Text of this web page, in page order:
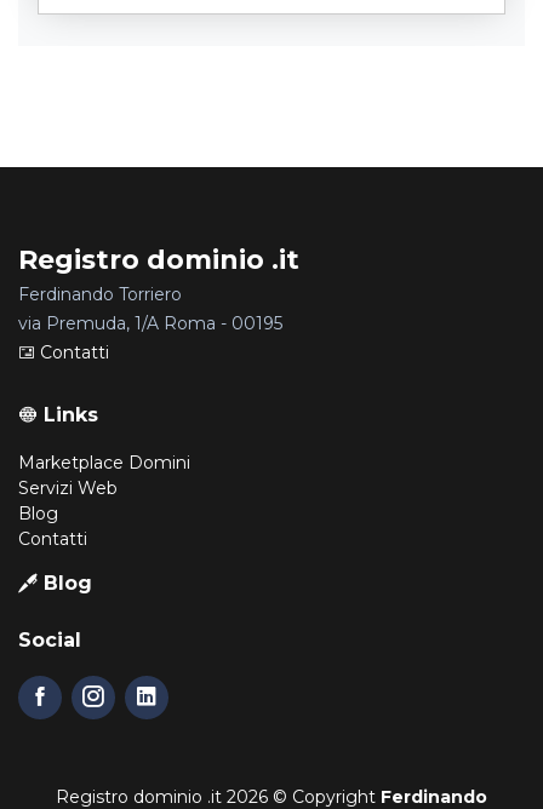
Registro dominio .it
Ferdinando Torriero
via Premuda, 1/A Roma - 00195
Contatti
Links
Marketplace Domini
Servizi Web
Blog
Contatti
Blog
Social
Registro dominio .it 2026 © Copyright Ferdinando